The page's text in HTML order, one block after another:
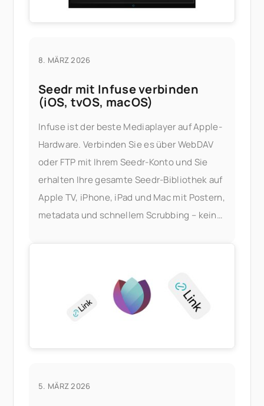
8. MÄRZ 2026
Seedr mit Infuse verbinden
(iOS, tvOS, macOS)
Infuse ist der beste Mediaplayer auf Apple-
Hardware. Verbinden Sie es über WebDAV
oder FTP mit Ihrem Seedr-Konto und Sie
erhalten Ihre gesamte Seedr-Bibliothek auf
Apple TV, iPhone, iPad und Mac mit Postern,
metadata und schnellem Scrubbing – kein
5. MÄRZ 2026